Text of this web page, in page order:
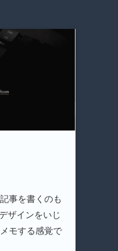
事を書くのも
ザインをいじ
モする感覚で